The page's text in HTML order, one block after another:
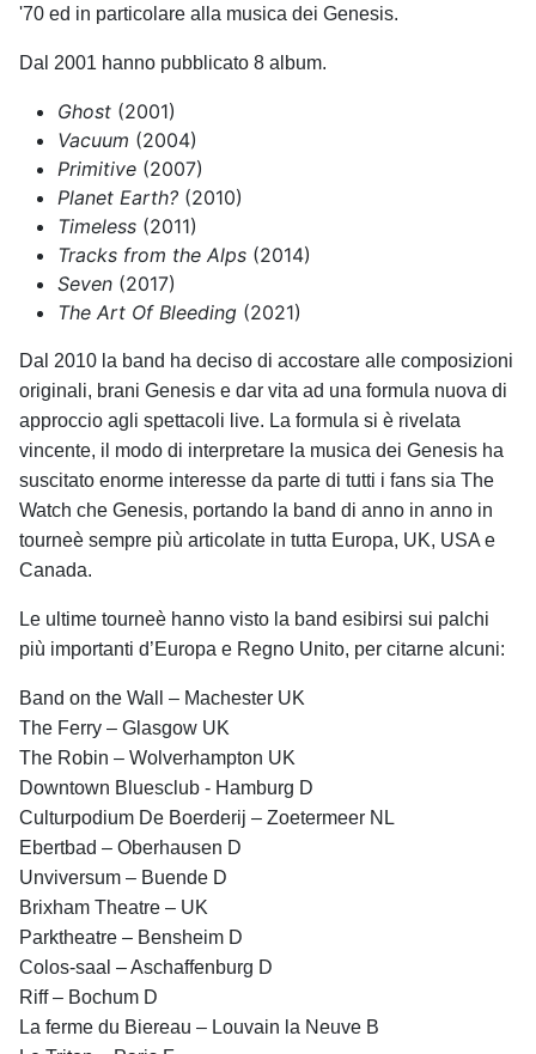
'70 ed in particolare alla musica dei Genesis.
Dal 2001 hanno pubblicato 8 album.
Ghost (2001)
Vacuum (2004)
Primitive (2007)
Planet Earth? (2010)
Timeless (2011)
Tracks from the Alps (2014)
Seven (2017)
The Art Of Bleeding (2021)
Dal 2010 la band ha deciso di accostare alle composizioni
originali, brani Genesis e dar vita ad una formula nuova di
approccio agli spettacoli live. La formula si è rivelata
vincente, il modo di interpretare la musica dei Genesis ha
suscitato enorme interesse da parte di tutti i fans sia The
Watch che Genesis, portando la band di anno in anno in
tourneè sempre più articolate in tutta Europa, UK, USA e
Canada.
Le ultime tourneè hanno visto la band esibirsi sui palchi
più importanti d’Europa e Regno Unito, per citarne alcuni:
Band on the Wall – Machester UK
The Ferry – Glasgow UK
The Robin – Wolverhampton UK
Downtown Bluesclub - Hamburg D
Culturpodium De Boerderij – Zoetermeer NL
Ebertbad – Oberhausen D
Unviversum – Buende D
Brixham Theatre – UK
Parktheatre – Bensheim D
Colos-saal – Aschaffenburg D
Riff – Bochum D
La ferme du Biereau – Louvain la Neuve B